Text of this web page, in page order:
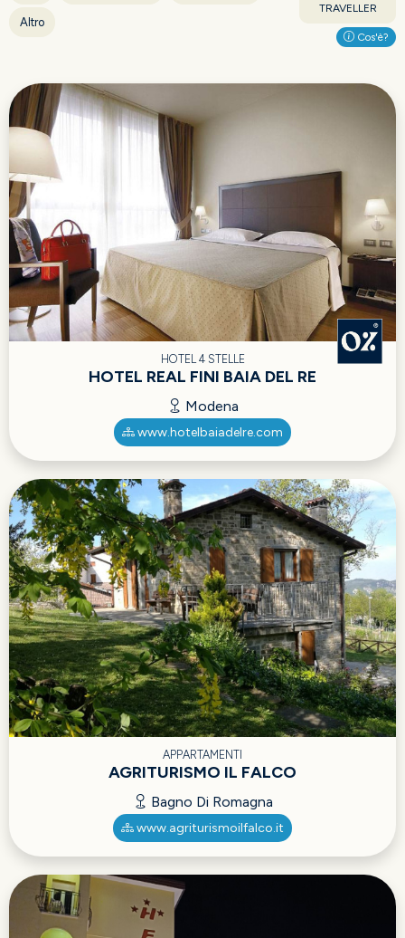
Altro
TRAVELLER
Cos'è?
HOTEL 4 STELLE
HOTEL REAL FINI BAIA DEL RE
Modena
www.hotelbaiadelre.com
APPARTAMENTI
AGRITURISMO IL FALCO
Bagno Di Romagna
www.agriturismoilfalco.it